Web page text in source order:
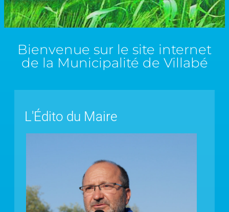
Bienvenue sur le site internet
de la Municipalité de Villabé
L'Édito du Maire